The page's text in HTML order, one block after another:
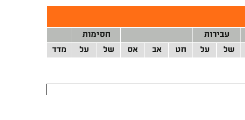
עבירות
חסימות
של על חט אב אס של על מדד